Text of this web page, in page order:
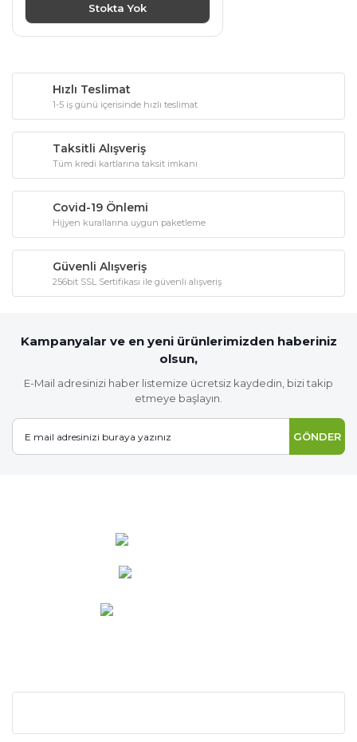
Stokta Yok
Hızlı Teslimat
1-5 iş günü içerisinde hızlı teslimat
Taksitli Alışveriş
Tüm kredi kartlarına taksit imkanı
Covid-19 Önlemi
Hijyen kurallarına uygun paketleme
Güvenli Alışveriş
256bit SSL Sertifikası ile güvenli alışveriş
Kampanyalar ve en yeni ürünlerimizden haberiniz
olsun,
E-Mail adresinizi haber listemize ücretsiz kaydedin, bizi takip
etmeye başlayın.
GÖNDER